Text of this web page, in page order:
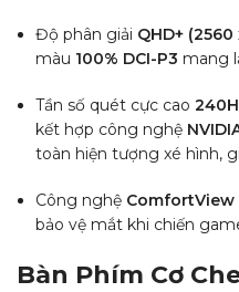
Độ phân giải QHD+ (2560
màu 100% DCI-P3 mang
Tần số quét cực cao
kết hợp công nghệ
toàn hiện tượng xé hình,
Công nghệ ComfortView
bảo vệ mắt khi chiến
Bàn Phím Cơ